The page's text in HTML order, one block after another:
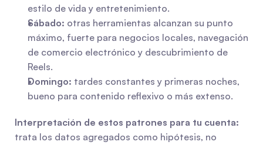
estilo de vida y entretenimiento.
Sábado: otras herramientas alcanzan su punto
máximo, fuerte para negocios locales, navegación
de comercio electrónico y descubrimiento de
Reels.
Domingo: tardes constantes y primeras noches,
bueno para contenido reflexivo o más extenso.
Interpretación de estos patrones para tu cuenta:
trata los datos agregados como hipótesis, no